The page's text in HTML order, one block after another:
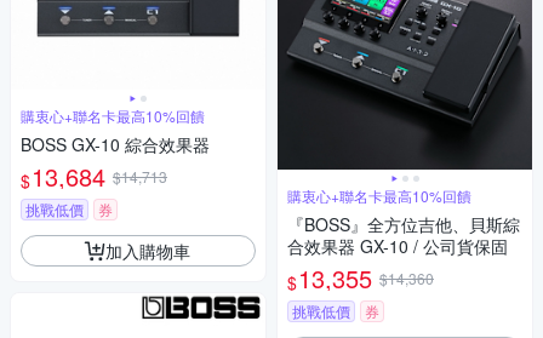
購衷心+聯名卡最高10%回饋
BOSS GX-10 綜合效果器
$13,684 $14,713
挑戰低價
券
加入購物車
購衷心+聯名卡最高10%回饋
『BOSS』全方位吉他、貝斯綜
合效果器 GX-10 / 公司貨保固
$13,355 $14,360
挑戰低價
券